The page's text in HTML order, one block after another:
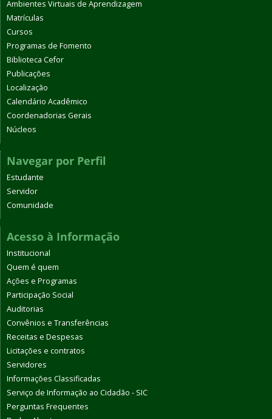
Ambientes Virtuais de Aprendizagem
Matrículas
Cursos
Programas de Fomento
Biblioteca Cefor
Publicações
Localização
Calendário Acadêmico
Coordenadorias Gerais
Núcleos
Navegar por Perfil
Estudante
Servidor
Comunidade
Acesso à Informação
Institucional
Quem é quem
Ações e Programas
Participação Social
Auditorias
Convênios e Transferências
Receitas e Despesas
Licitações e contratos
Servidores
Informações Classificadas
Serviço de Informação ao Cidadão - SIC
Perguntas Frequentes